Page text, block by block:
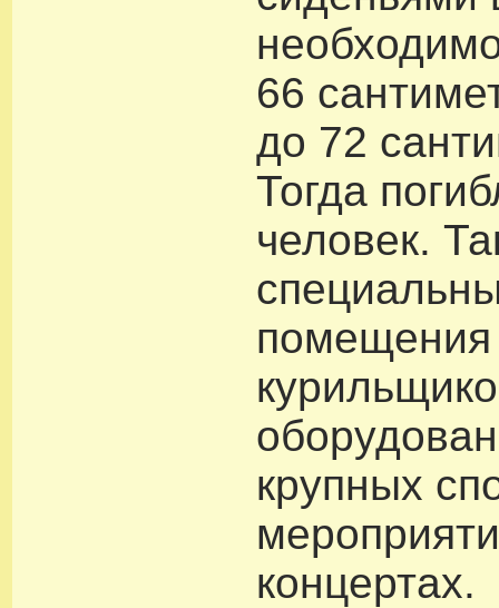
66
до 72
Тогда
человек.
крупных
концертах.